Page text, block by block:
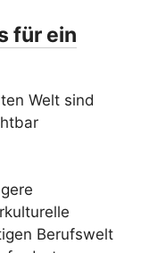
für ein
Welt sind
Berufswelt